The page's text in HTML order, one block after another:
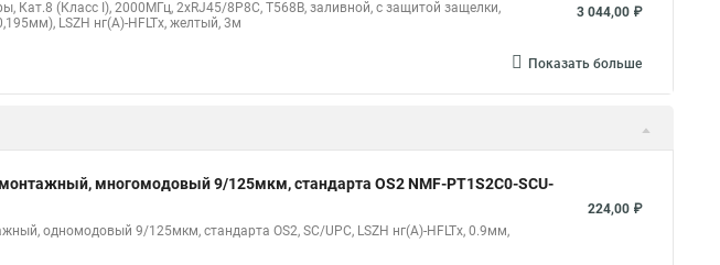
Кат.8 (Класс I), 2000МГц, 2хRJ45/8P8C, T568B, заливной, с защитой защелки,
LSZH нг(А)-HFLTx, желтый, 3м
3 044,00 ₽
Показать больше
многомодовый 9/125мкм, стандарта OS2 NMF-PT1S2C0-SCU-
одномодовый 9/125мкм, стандарта OS2, SC/UPC, LSZH нг(A)-HFLTx, 0.9мм,
224,00 ₽